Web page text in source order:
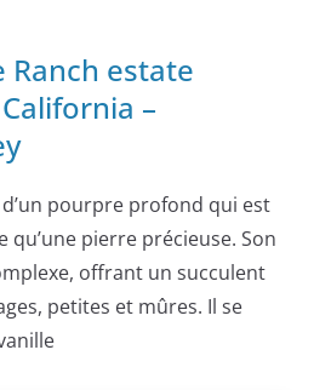
Ranch estate
–
pourpre profond qui est
qu’une pierre précieuse. Son
offrant un succulent
petites et mûres. Il se